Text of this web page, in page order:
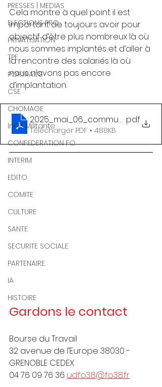
PRESSES | MEDIAS
ELECTIONS PRO
PRIVATISATION
TPE
PORTRAITS
CSE
CHOMAGE
InFO Militante
CONFEDERATION FO
INTERIM
EDITO
COMITE
CULTURE
SANTE
SECURITE SOCIALE
PARTENAIRE
IA
HISTOIRE
Cela montre à quel point il est
important de toujours avoir pour
objectif d’être plus nombreux là où
nous sommes implantés et d’aller à
la rencontre des salariés là où
nous n’avons pas encore
d’implantation.
2025_mai_06_communiqué UD
.pdf
Télécharger PDF • 488KB
Gardons le contact
Bourse du Travail
32 avenue de l’Europe 38030 -
GRENOBLE CEDEX
04 76 09 76 36 udfo38@fo38.fr